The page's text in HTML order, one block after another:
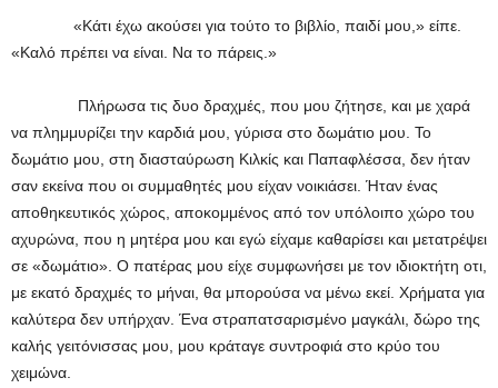
«Κάτι έχω ακούσει για τούτο το βιβλίο, παιδί μου,» είπε.
«Καλό πρέπει να είναι. Να το πάρεις.»
Πλήρωσα τις δυο δραχμές, που μου ζήτησε, και με χαρά
να πλημμυρίζει την καρδιά μου, γύρισα στο δωμάτιο μου. Το
δωμάτιο μου, στη διασταύρωση Κιλκίς και Παπαφλέσσα, δεν ήταν
σαν εκείνα που οι συμμαθητές μου είχαν νοικιάσει. Ήταν ένας
αποθηκευτικός χώρος, αποκομμένος από τον υπόλοιπο χώρο του
αχυρώνα, που η μητέρα μου και εγώ είχαμε καθαρίσει και μετατρέψει
σε «δωμάτιο». Ο πατέρας μου είχε συμφωνήσει με τον ιδιοκτήτη οτι,
με εκατό δραχμές το μήναι, θα μπορούσα να μένω εκεί. Χρήματα για
καλύτερα δεν υπήρχαν. Ένα στραπατσαρισμένο μαγκάλι, δώρο της
καλής γειτόνισσας μου, μου κράταγε συντροφιά στο κρύο του
χειμώνα.